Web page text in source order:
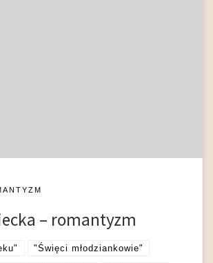
– romantyzm
"Święci młodziankowie"